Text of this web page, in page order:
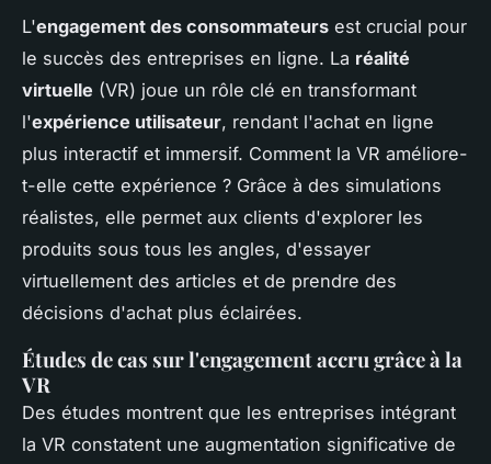
L'engagement des consommateurs est crucial pour
le succès des entreprises en ligne. La réalité
virtuelle (VR) joue un rôle clé en transformant
l'expérience utilisateur, rendant l'achat en ligne
plus interactif et immersif. Comment la VR améliore-
t-elle cette expérience ? Grâce à des simulations
réalistes, elle permet aux clients d'explorer les
produits sous tous les angles, d'essayer
virtuellement des articles et de prendre des
décisions d'achat plus éclairées.
Études de cas sur l'engagement accru grâce à la
VR
Des études montrent que les entreprises intégrant
la VR constatent une augmentation significative de